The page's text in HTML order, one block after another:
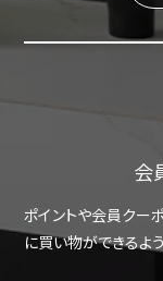
会
ポイントや会員クー
に買い物ができるよ